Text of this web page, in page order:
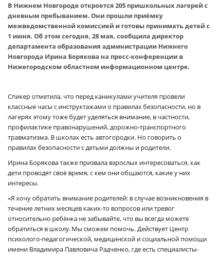
В Нижнем Новгороде откроется 205 пришкольных лагерей с
дневным пребыванием. Они прошли приёмку
межведомственной комиссией и готовы принимать детей с
1 июня. Об этом сегодня, 28 мая, сообщила директор
департамента образования администрации Нижнего
Новгорода Ирина Борякова на пресс-конференции в
Нижегородском областном информационном центре.
Спикер отметила, что перед каникулами учителя провели
классные часы с инструктажами о правилах безопасности, но в
лагерях этому тоже будет уделяться внимание, в частности,
профилактике правонарушений, дорожно-транспортного
травматизма. В школах есть автогородки. Но говорить о
правилах безопасности с детьми должны и родители.
Ирина Борякова также призвала взрослых интересоваться, как
дети проводят своё время, с кем они общаются, какие у них
интересы.
«Я хочу обратить внимание родителей: в случае возникновения в
течение летних месяцев каких-то вопросов или тревог
относительно ребёнка не забывайте, что вы всегда можете
обратиться в школу. Мы сможем помочь. Действует Центр
психолого-педагогической, медицинской и социальной помощи
имени Владимира Павловича Радченко, где есть специалисты-